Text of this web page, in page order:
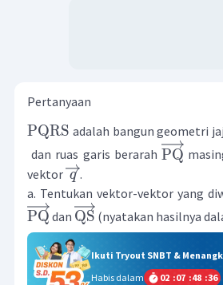
Pertanyaan
PQRS adalah bangun geometri
dan ruas garis berarah PQ
vektor q .
a. Tentukan vektor-vektor yang
PQ dan QS (nyatakan hasilnya
Ikuti Tryout SNBT &
Habis dalam
02 :07 :48 :36